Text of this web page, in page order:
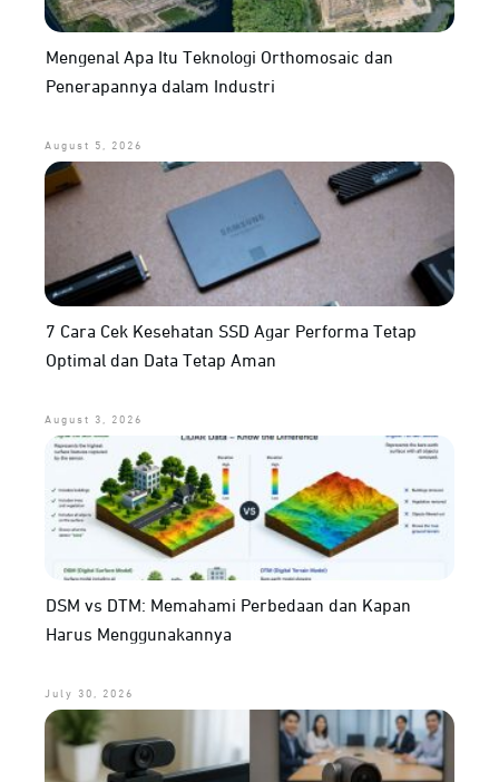
Mengenal Apa Itu Teknologi Orthomosaic dan
Penerapannya dalam Industri
August 5, 2026
7 Cara Cek Kesehatan SSD Agar Performa Tetap
Optimal dan Data Tetap Aman
August 3, 2026
DSM vs DTM: Memahami Perbedaan dan Kapan
Harus Menggunakannya
July 30, 2026